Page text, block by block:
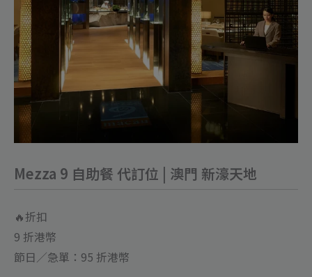
Mezza 9 自助餐 代訂位 | 澳門 新濠天地
🔥折扣
9 折港幣
節日／急單：95 折港幣
位
澳
門
新
數